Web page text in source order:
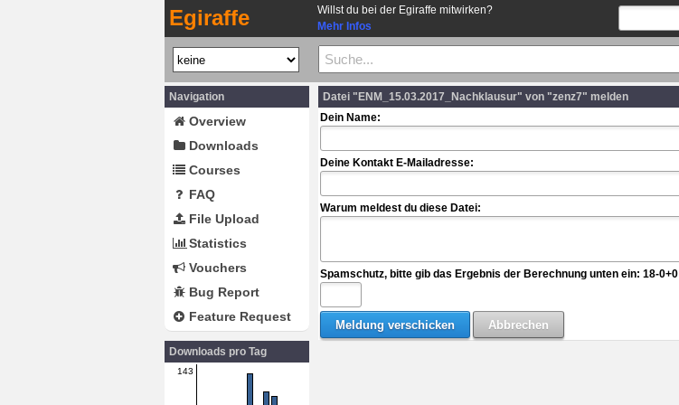
Egiraffe
Willst du bei der Egiraffe mitwirken?
Mehr Infos
Navigation
Overview
Downloads
Courses
FAQ
File Upload
Statistics
Vouchers
Bug Report
Feature Request
Downloads pro Tag
143
Datei "ENM_15.03.2017_Nachklausur" von "zenz7" melden
Dein Name:
Deine Kontakt E-Mailadresse:
Warum meldest du diese Datei:
Spamschutz, bitte gib das Ergebnis der Berechnung unten ein: 18-0+0